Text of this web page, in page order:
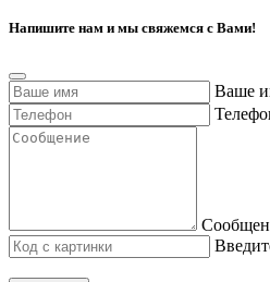
Напишите нам и мы свяжемся с Вами!
Ваше